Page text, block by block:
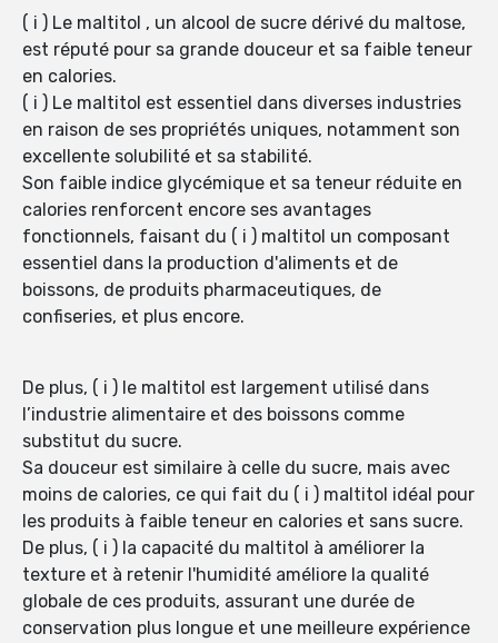
( i ) Le maltitol , un alcool de sucre dérivé du maltose,
est réputé pour sa grande douceur et sa faible teneur
en calories.
( i ) Le maltitol est essentiel dans diverses industries
en raison de ses propriétés uniques, notamment son
excellente solubilité et sa stabilité.
Son faible indice glycémique et sa teneur réduite en
calories renforcent encore ses avantages
fonctionnels, faisant du ( i ) maltitol un composant
essentiel dans la production d'aliments et de
boissons, de produits pharmaceutiques, de
confiseries, et plus encore.
De plus, ( i ) le maltitol est largement utilisé dans
l’industrie alimentaire et des boissons comme
substitut du sucre.
Sa douceur est similaire à celle du sucre, mais avec
moins de calories, ce qui fait du ( i ) maltitol idéal pour
les produits à faible teneur en calories et sans sucre.
De plus, ( i ) la capacité du maltitol à améliorer la
texture et à retenir l'humidité améliore la qualité
globale de ces produits, assurant une durée de
conservation plus longue et une meilleure expérience